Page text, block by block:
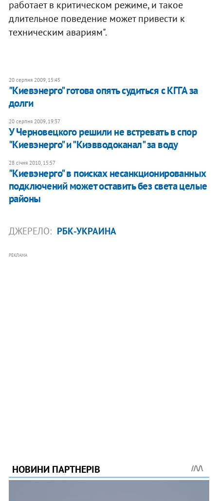
работает в критическом режиме, и такое
длительное поведение может привести к
техническим авариям".
20 серпня 2009, 15:45
"Киевэнерго" готова опять судиться с КГГА за
долги
20 серпня 2009, 19:37
У Черновецкого решили не встревать в спор
"Киевэнерго" и "Киэвводоканал" за воду
28 січня 2010, 15:57
"Киевэнерго" в поисках несанкционированных
подключений может оставить без света целые
районы
ДЖЕРЕЛО: РБК-УКРАИНА
РЕКЛАМА